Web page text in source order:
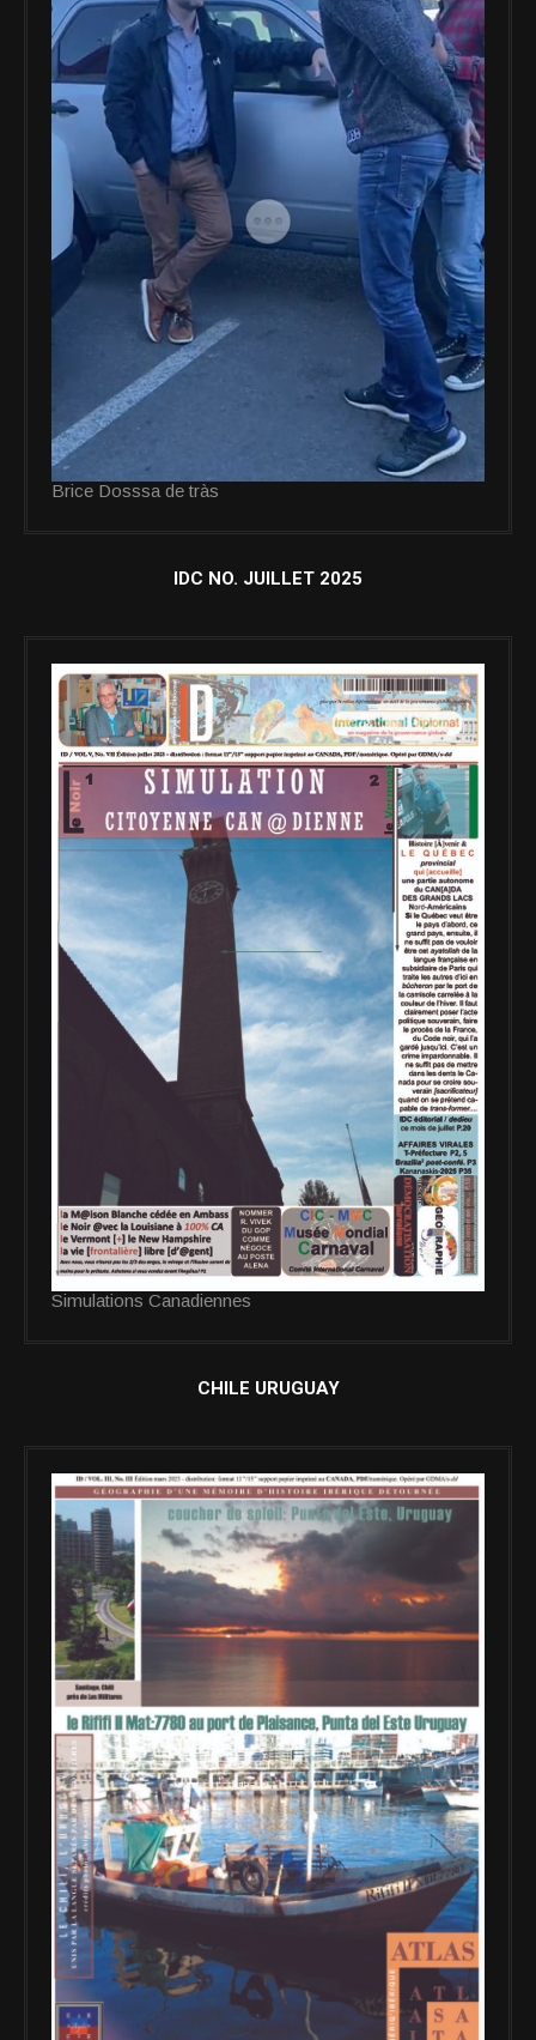
Brice Dosssa de tràs
IDC NO. JUILLET 2025
Simulations Canadiennes
CHILE URUGUAY